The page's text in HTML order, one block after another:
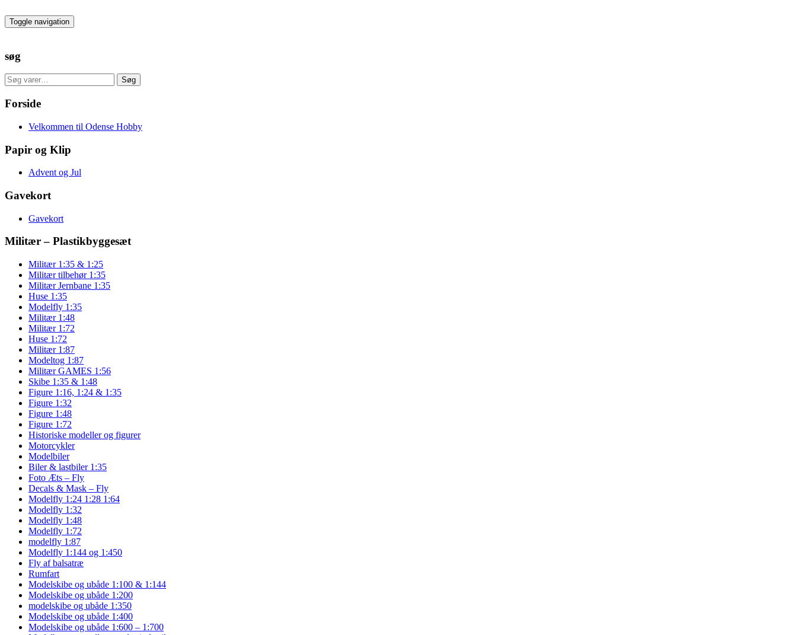
to
the
Toggle navigation
søg
Søg
efter:
Søg
Forside
Velkommen til Odense Hobby
Papir og Klip
Advent og Jul
Gavekort
Gavekort
Militær – Plastikbyggesæt
Militær 1:35 & 1:25
Militær tilbehør 1:35
Militær Jernbane 1:35
Huse 1:35
Modelfly 1:35
Militær 1:48
Militær 1:72
Huse 1:72
Militær 1:87
Modeltog 1:87
Militær GAMES 1:56
Skibe 1:35 & 1:48
Figure 1:16, 1:24 & 1:35
Figure 1:32
Figure 1:48
Figure 1:72
Historiske modeller og figurer
Motorcykler
Modelbiler
Biler & lastbiler 1:35
Foto Æts – Fly
Decals & Mask – Fly
Modelfly 1:24 1:28 1:64
Modelfly 1:32
Modelfly 1:48
Modelfly 1:72
modelfly 1:87
Modelfly 1:144 og 1:450
Fly af balsatræ
Rumfart
Modelskibe og ubåde 1:100 & 1:144
Modelskibe og ubåde 1:200
modelskibe og ubåde 1:350
Modelskibe og ubåde 1:400
Modelskibe og ubåde 1:600 – 1:700